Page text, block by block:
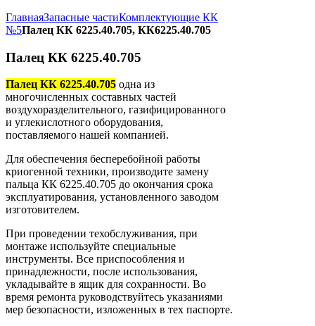
ГлавнаяЗапасные частиКомплектующие КК
№5Палец КК 6225.40.705, КК6225.40.705
Палец КК 6225.40.705
Палец КК 6225.40.705 одна из
многочисленных составных частей
воздухоразделительного, газифицированного
и углекислотного оборудования,
поставляемого нашей компанией.
Для обеспечения бесперебойной работы
криогенной техники, производите замену
пальца КК 6225.40.705 до окончания срока
эксплуатирования, установленного заводом
изготовителем.
При проведении техобслуживания, при
монтаже используйте специальные
инструменты. Все приспособления и
принадлежности, после использования,
укладывайте в ящик для сохранности. Во
время ремонта руководствуйтесь указаниями
мер безопасности, изложенных в тех паспорте.